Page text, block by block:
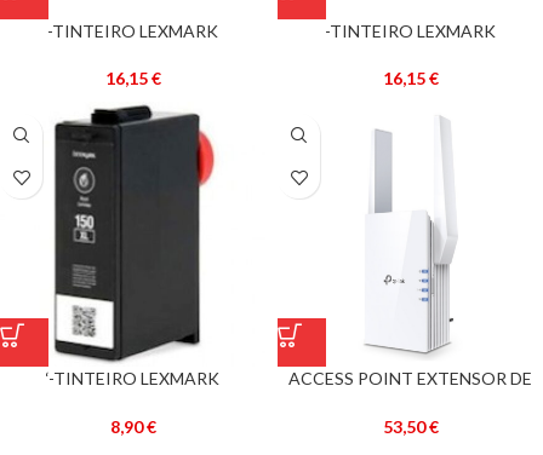
-TINTEIRO LEXMARK
(14L0174)
16,15€
-TINTEIRO LEXMARK
(14L0174) (CÓPIA)
16,15€
‘-TINTEIRO LEXMARK
(14N1614E)
8,90€
ACCESS POINT EXTENSOR DE
LINK
53,50€